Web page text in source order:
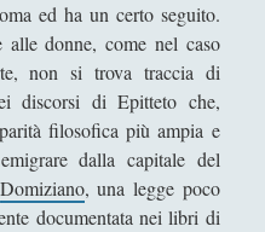
di Artisticità sui numeri
Vegezio Renato -
di Agostino
a
ed ha un certo seguito.
alle donne, come nel caso
non si trova traccia di
discorsi di Epitteto che,
filosofica più ampia e
dalla capitale del
Domiziano, una legge poco
documentata nei libri di